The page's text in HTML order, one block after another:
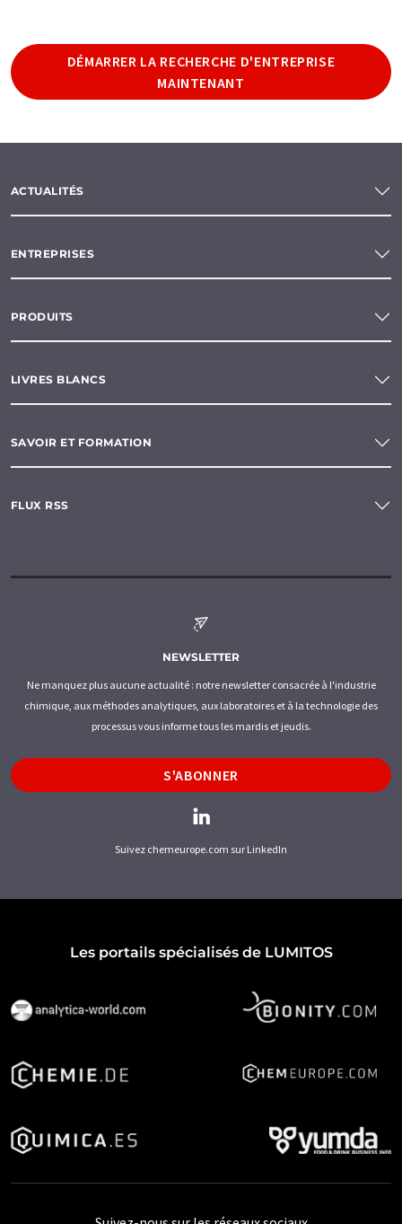
DÉMARRER LA RECHERCHE D'ENTREPRISE
MAINTENANT
ACTUALITÉS
ENTREPRISES
PRODUITS
LIVRES BLANCS
SAVOIR ET FORMATION
FLUX RSS
NEWSLETTER
Ne manquez plus aucune actualité : notre newsletter consacrée à l'industrie
chimique, aux méthodes analytiques, aux laboratoires et à la technologie des
processus vous informe tous les mardis et jeudis.
S'ABONNER
Suivez chemeurope.com sur LinkedIn
Les portails spécialisés de LUMITOS